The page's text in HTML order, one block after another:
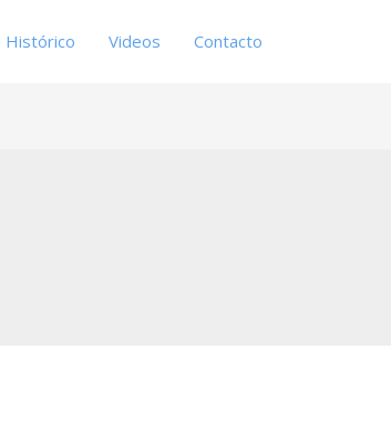
Histórico Videos Contacto